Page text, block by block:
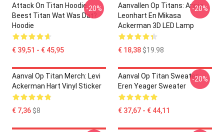
Attack On Titan Hoodie -
Beest Titan Wat Was Dat?
Hoodie
€ 39,51 - € 45,95
-20%
Aanvallen Op Titans: Annie
Leonhart En Mikasa
Ackerman 3D LED Lamp
€ 18,38$19.98
-20%
Aanval Op Titan Merch: Levi
Ackerman Hart Vinyl Sticker
€ 7,36$8
Aanval Op Titan Sweater:
Eren Yeager Sweater
€ 37,67 - € 44,11
-20%